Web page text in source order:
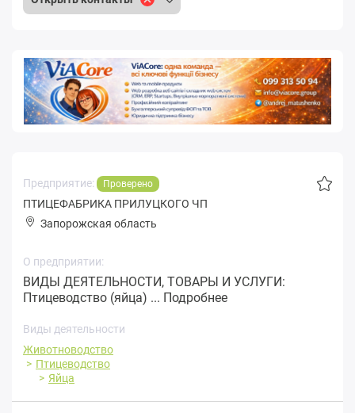
Предприятие: Проверено
ПТИЦЕФАБРИКА ПРИЛУЦКОГО ЧП
Запорожская область
О предприятии:
ВИДЫ ДЕЯТЕЛЬНОСТИ, ТОВАРЫ И УСЛУГИ:
Птицеводство (яйца) ... Подробнее
Виды деятельности
Животноводство
Птицеводство
Яйца